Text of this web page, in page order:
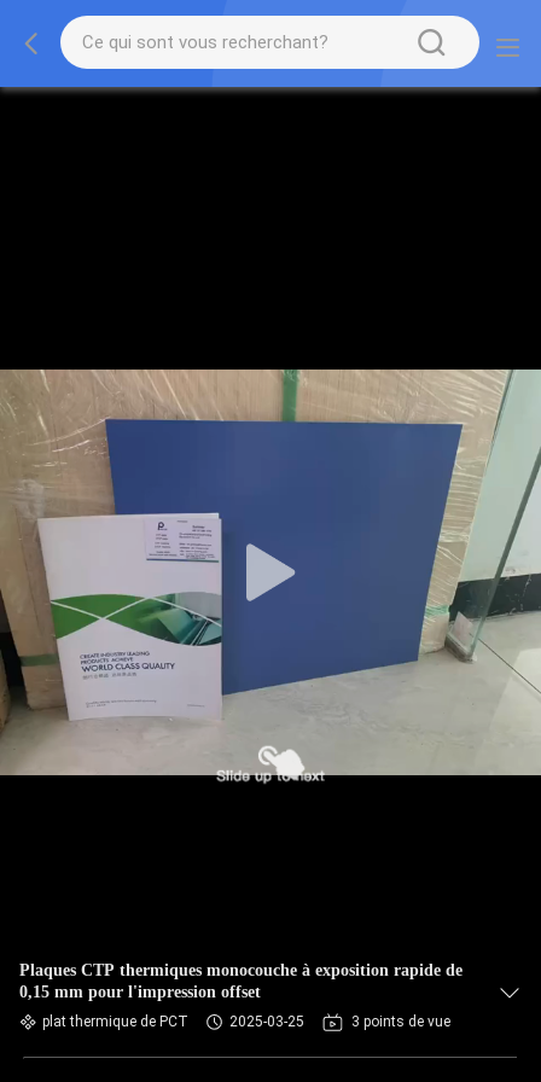
Plaques CTP thermiques monocouche à exposition rapide de
0,15 mm pour l'impression offset
plat thermique de PCT 2025-03-25 3 points de vue